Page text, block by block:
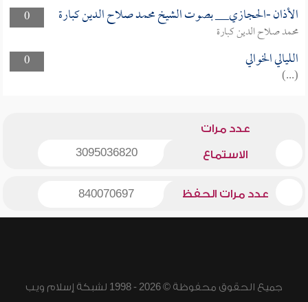
0
الأذان -الحجازي__ بصوت الشيخ محمد صلاح الدين كبارة
محمد صلاح الدين كبارة
0
الليالي الخوالي
(...)
عدد مرات
الاستماع 3095036820
عدد مرات الحفظ 840070697
جميع الحقوق محفوظة © 2026 - 1998 لشبكة إسلام ويب